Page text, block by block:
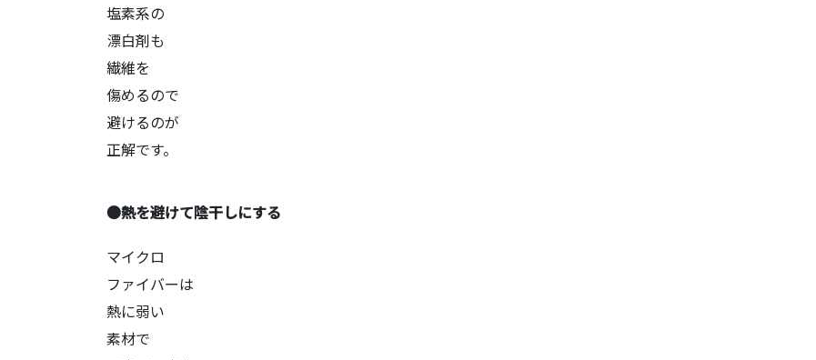
塩素系の
漂白剤も
繊維を
傷めるので
避けるのが
正解です。
●熱を避けて陰干しにする
マイクロ
ファイバーは
熱に弱い
素材で